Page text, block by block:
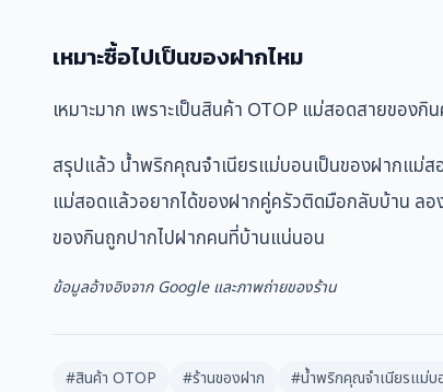
เหมาะซื้อไปเป็นของฝากไหม
เหมาะมาก เพราะเป็นสินค้า OTOP แม่สอดสายของ
สรุปแล้ว น้ำพริกคุณจำเนียรแม่บอนเป็นของฝากแม่ส
แม่สอดแล้วอยากได้ของฝากคู่ครัวติดมือกลับบ้าน ล
ของกินถูกปากไปฝากคนที่บ้านแน่นอน
ข้อมูลอ้างอิงจาก Google และภาพถ่ายของร้าน
#สินค้า OTOP #ร้านของฝาก #น้ำพริกคุณจำเนียรแม่บ